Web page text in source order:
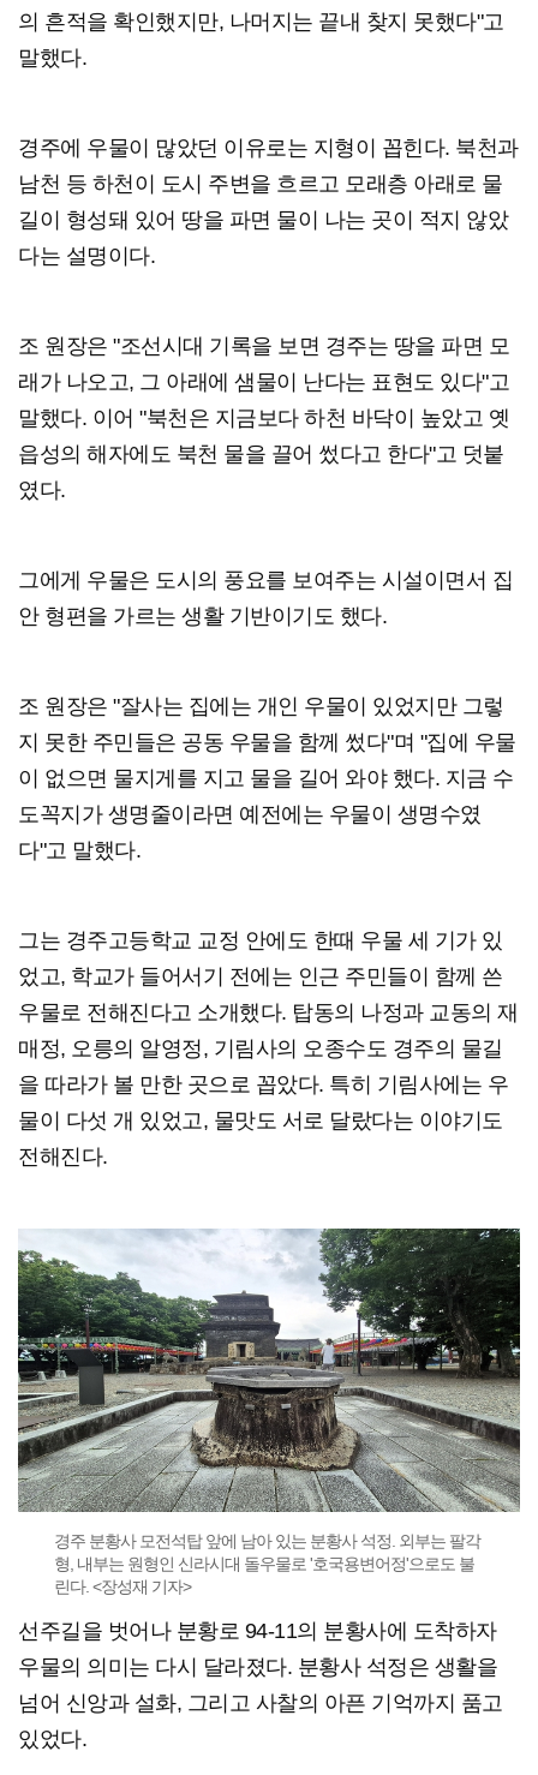
의 흔적을 확인했지만, 나머지는 끝내 찾지 못했다"고
말했다.
경주에 우물이 많았던 이유로는 지형이 꼽힌다. 북천과
남천 등 하천이 도시 주변을 흐르고 모래층 아래로 물
길이 형성돼 있어 땅을 파면 물이 나는 곳이 적지 않았
다는 설명이다.
조 원장은 "조선시대 기록을 보면 경주는 땅을 파면 모
래가 나오고, 그 아래에 샘물이 난다는 표현도 있다"고
말했다. 이어 "북천은 지금보다 하천 바닥이 높았고 옛
읍성의 해자에도 북천 물을 끌어 썼다고 한다"고 덧붙
였다.
그에게 우물은 도시의 풍요를 보여주는 시설이면서 집
안 형편을 가르는 생활 기반이기도 했다.
조 원장은 "잘사는 집에는 개인 우물이 있었지만 그렇
지 못한 주민들은 공동 우물을 함께 썼다"며 "집에 우물
이 없으면 물지게를 지고 물을 길어 와야 했다. 지금 수
도꼭지가 생명줄이라면 예전에는 우물이 생명수였
다"고 말했다.
그는 경주고등학교 교정 안에도 한때 우물 세 기가 있
었고, 학교가 들어서기 전에는 인근 주민들이 함께 쓴
우물로 전해진다고 소개했다. 탑동의 나정과 교동의 재
매정, 오릉의 알영정, 기림사의 오종수도 경주의 물길
을 따라가 볼 만한 곳으로 꼽았다. 특히 기림사에는 우
물이 다섯 개 있었고, 물맛도 서로 달랐다는 이야기도
전해진다.
경주 분황사 모전석탑 앞에 남아 있는 분황사 석정. 외부는 팔각
형, 내부는 원형인 신라시대 돌우물로 '호국용변어정'으로도 불
린다. <장성재 기자>
선주길을 벗어나 분황로 94-11의 분황사에 도착하자
우물의 의미는 다시 달라졌다. 분황사 석정은 생활을
넘어 신앙과 설화, 그리고 사찰의 아픈 기억까지 품고
있었다.